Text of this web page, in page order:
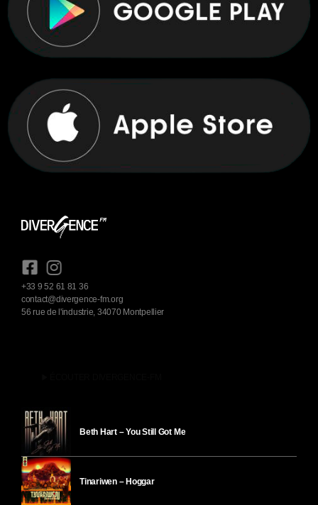
+33 9 52 61 81 36
contact@divergence-fm.org
56 rue de l'industrie, 34070 Montpellier
Beth Hart – You Still Got Me
Tinariwen – Hoggar